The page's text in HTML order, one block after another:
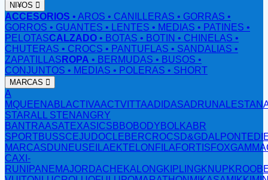
NI¥OS
ACCESORIOS • AROS • CANILLERAS • GORRAS •
GORROS • GUANTES • LENTES • MEDIAS • PATINES •
PELOTASCALZADO • BOTAS • BOTIN • CHINELAS •
CHUTERAS • CROCS • PANTUFLAS • SANDALIAS •
ZAPATILLAS ROPA • BERMUDAS • BUSOS •
CONJUNTOS • MEDIAS • POLERAS • SHORT
MARCAS
A
MQUEENABLACTIVAACTVITTAADIDASADRUNALESTAN
STARALL STENANGRY
BANTRAASATEXASICS BBOBODY BOLKA BR
SPORTBUSSCEJUDOCLEBERCROCS D&GDALPONTE
MARCAS DUNEUS EILA EKTELON FILA FORTIS FOXGAMMA
CAX I-
RUN IPANEMAJORDACHE KALONGKIPLINGKNUP